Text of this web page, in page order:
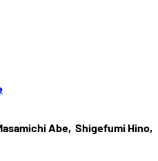
und Hinzufügungen
Abe, Shigefumi Hino,